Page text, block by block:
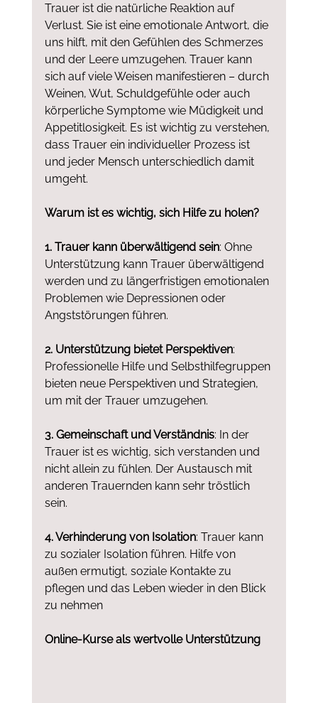
Trauer ist die natürliche Reaktion auf
Verlust. Sie ist eine emotionale Antwort, die
uns hilft, mit den Gefühlen des Schmerzes
und der Leere umzugehen. Trauer kann
sich auf viele Weisen manifestieren – durch
Weinen, Wut, Schuldgefühle oder auch
körperliche Symptome wie Müdigkeit und
Appetitlosigkeit. Es ist wichtig zu verstehen,
dass Trauer ein individueller Prozess ist
und jeder Mensch unterschiedlich damit
umgeht.
Warum ist es wichtig, sich Hilfe zu holen?
1. Trauer kann überwältigend sein: Ohne
Unterstützung kann Trauer überwältigend
werden und zu längerfristigen emotionalen
Problemen wie Depressionen oder
Angststörungen führen.
2. Unterstützung bietet Perspektiven:
Professionelle Hilfe und Selbsthilfegruppen
bieten neue Perspektiven und Strategien,
um mit der Trauer umzugehen.
3. Gemeinschaft und Verständnis: In der
Trauer ist es wichtig, sich verstanden und
nicht allein zu fühlen. Der Austausch mit
anderen Trauernden kann sehr tröstlich
sein.
4. Verhinderung von Isolation: Trauer kann
zu sozialer Isolation führen. Hilfe von
außen ermutigt, soziale Kontakte zu
pflegen und das Leben wieder in den Blick
zu nehmen
Online-Kurse als wertvolle Unterstützung